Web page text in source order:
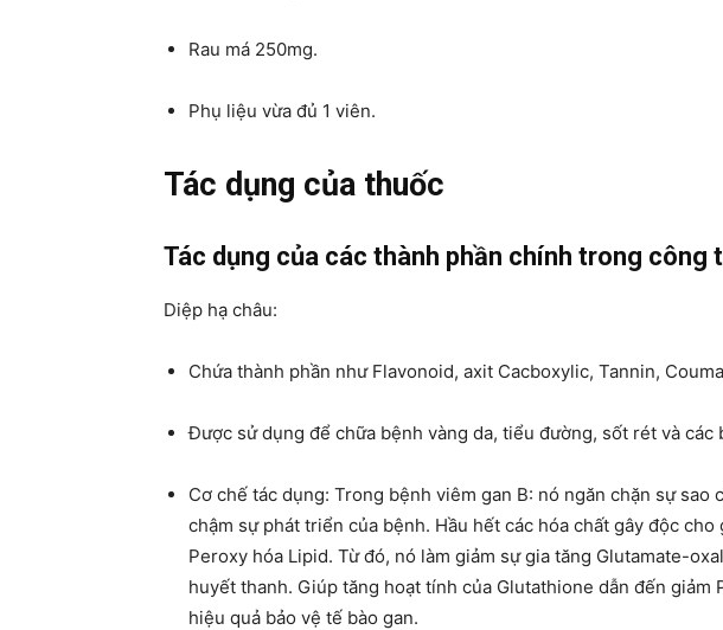
Rau má 250mg.
Phụ liệu vừa đủ 1 viên.
Tác dụng của thuốc
Tác dụng của các thành phần chính trong công
Diệp hạ châu:
Chứa thành phần như Flavonoid, axit Cacboxylic, Tannin,
Được sử dụng để chữa bệnh vàng da, tiểu đường, sốt rét và các
Cơ chế tác dụng: Trong bệnh viêm gan B: nó ngăn chặn sự sao
chậm sự phát triển của bệnh. Hầu hết các hóa chất gây độc
Peroxy hóa Lipid. Từ đó, nó làm giảm sự gia tăng Glutamate-
huyết thanh. Giúp tăng hoạt tính của Glutathione dẫn đến giảm
hiệu quả bảo vệ tế bào gan.